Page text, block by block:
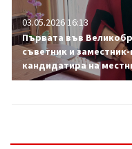
03.05.2026 16:13
Първата във
съветник и
кандидатира на